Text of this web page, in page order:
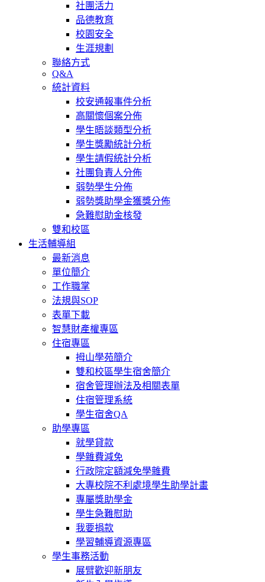
社團活力
品德教育
校園安全
生涯規劃
聯絡方式
Q&A
統計資料
校安通報事件分析
高關懷個案分佈
學生晤談類型分析
學生獎勵統計分析
學生請假統計分析
社團負責人分佈
弱勢學生分佈
弱勢獎助學金獲獎分佈
急難慰助金核發
雙和校區
生活輔導組
最新消息
單位簡介
工作職掌
法規與SOP
表單下載
智慧財產權專區
住宿專區
拇山學苑簡介
雙和校區學生宿舍簡介
宿舍管理辦法及相關表單
住宿管理系統
學生宿舍QA
助學專區
就學貸款
學雜費減免
行政院定額減免學雜費
大專校院不利處境學生助學計畫
專屬獎助學金
學生急難慰助
我要捐款
學習輔導資源專區
學生事務活動
展臂歡迎新朋友